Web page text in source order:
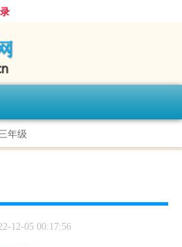
年级
12-05 00:17:56